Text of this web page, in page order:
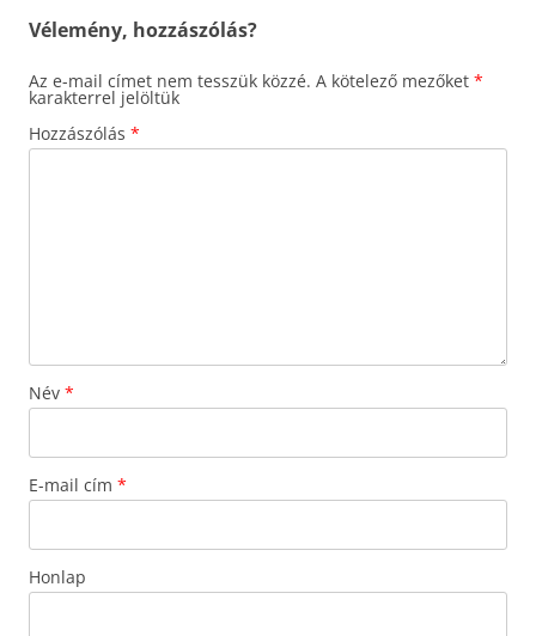
Vélemény, hozzászólás?
Az e-mail címet nem tesszük közzé. A kötelező mezőket *
karakterrel jelöltük
Hozzászólás *
Név *
E-mail cím *
Honlap